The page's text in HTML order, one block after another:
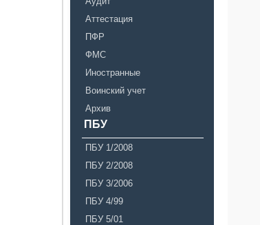
Аттестация
ПФР
ФМС
Иностранные
Воинский учет
Архив
ПБУ
ПБУ 1/2008
ПБУ 2/2008
ПБУ 3/2006
ПБУ 4/99
ПБУ 5/01